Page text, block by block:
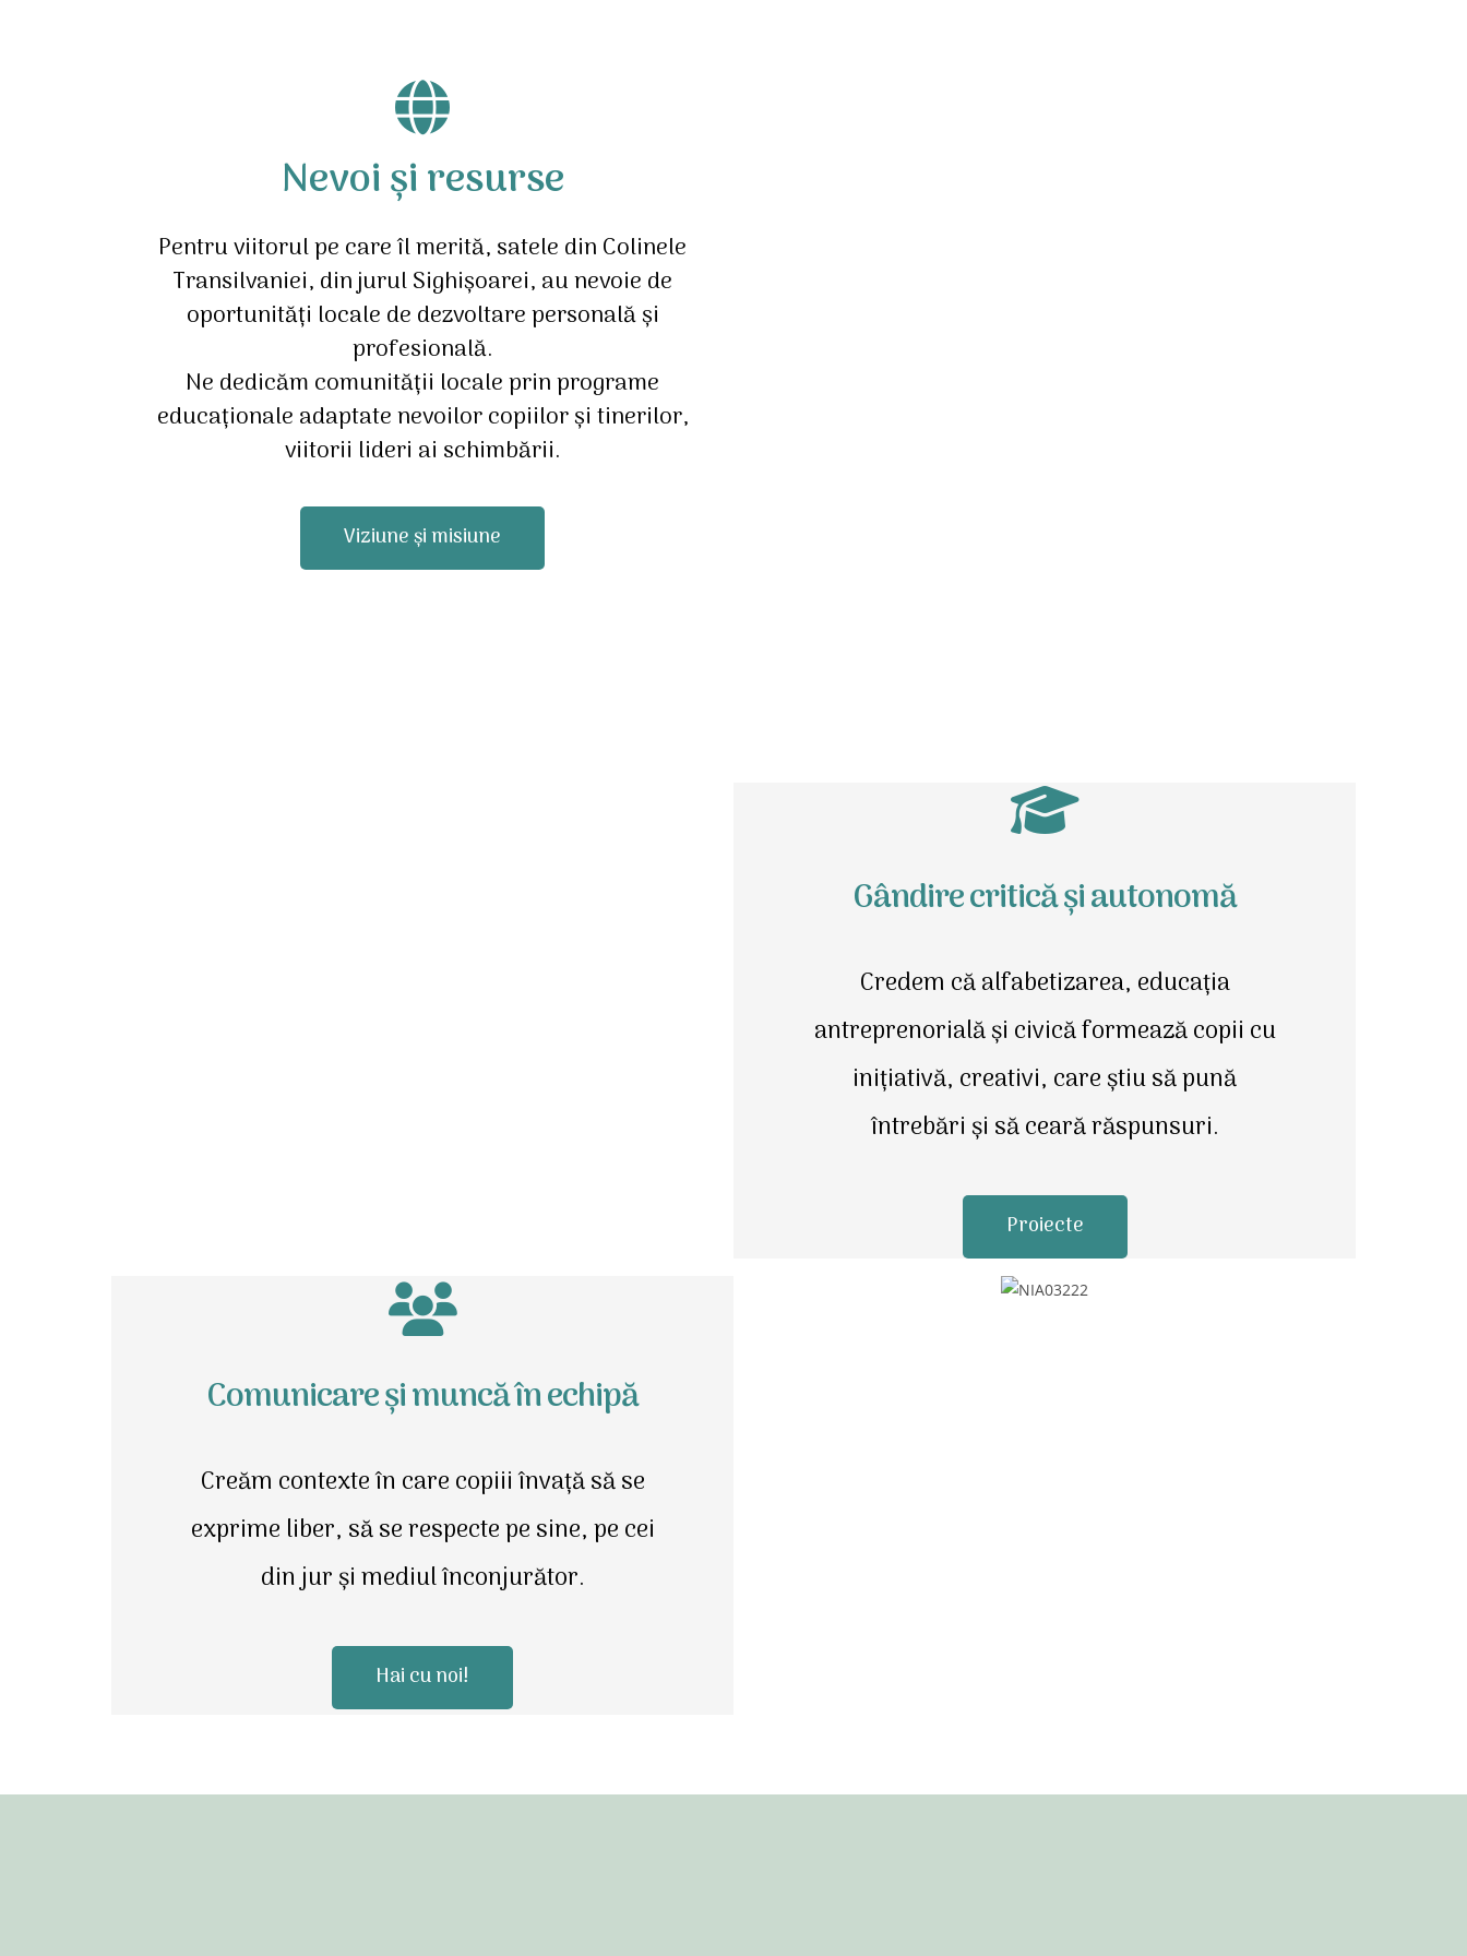
Nevoi și resurse
Pentru viitorul pe care îl merită, satele din Colinele
Transilvaniei, din jurul Sighișoarei, au nevoie de
oportunități locale de dezvoltare personală și
profesională.
Ne dedicăm comunității locale prin programe
educaționale adaptate nevoilor copiilor și tinerilor,
viitorii lideri ai schimbării.
Viziune și misiune
Gândire critică și autonomă
Credem că alfabetizarea, educația
antreprenorială și civică formează copii cu
inițiativă, creativi, care știu să pună
întrebări și să ceară răspunsuri.
Proiecte
Comunicare și muncă în echipă
Creăm contexte în care copiii învață să se
exprime liber, să se respecte pe sine, pe cei
din jur și mediul înconjurător.
Hai cu noi!